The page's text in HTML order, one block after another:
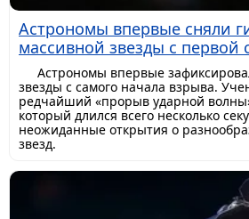
Астрономы впервые сняли
массивной звезды с первой
Астрономы впервые
звезды с самого начала взрыва.
редчайший «прорыв ударной
который длился всего несколько
неожиданные открытия о
звезд.